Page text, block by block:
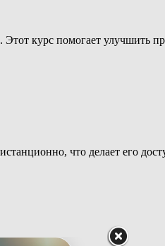
курс помогает улучшить
что делает его